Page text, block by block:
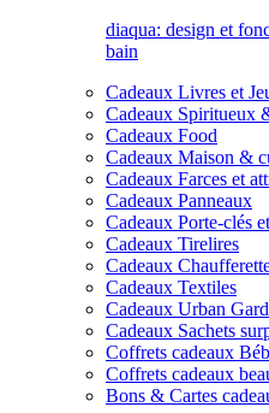
diaqua: design et
bain
Cadeaux Livres et
Cadeaux Spiritueux
Cadeaux Food
Cadeaux Maison &
Cadeaux Farces et
Cadeaux Panneaux
Cadeaux Porte-clés
Cadeaux Tirelires
Cadeaux
Cadeaux Textiles
Cadeaux Urban
Cadeaux Sachets
Coffrets cadeaux
Coffrets cadeaux
Bons & Cartes